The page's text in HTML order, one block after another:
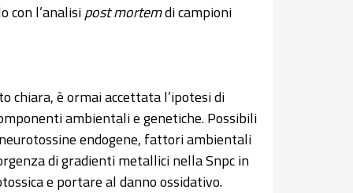
con l’analisipost mortemdi campioni
chiara, è ormai accettata l’ipotesi di
ambientali e genetiche. Possibili
endogene, fattori ambientali
di gradienti metallici nella Snpc in
e portare al danno ossidativo.